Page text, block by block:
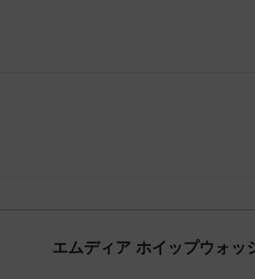
エムディア ホイップウォッ